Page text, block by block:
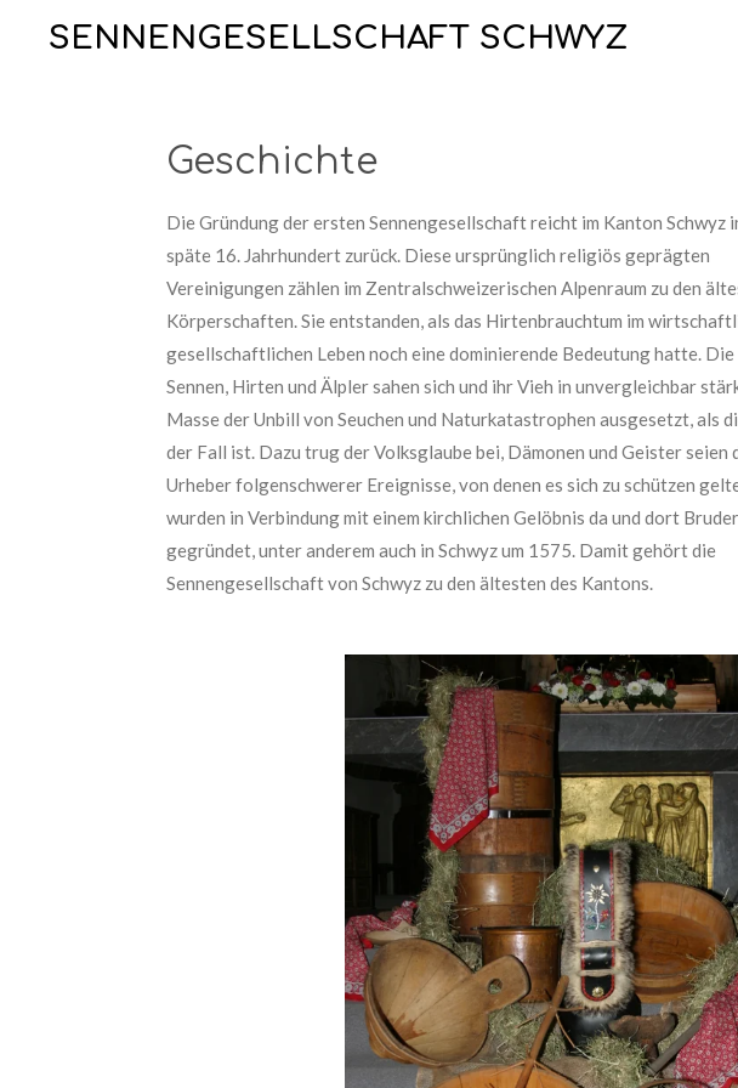
SENNENGESELLSCHAFT SCHWYZ
Geschichte
Die Gründung der ersten Sennengesellschaft reicht im Kanton Schwyz
späte 16. Jahrhundert zurück. Diese ursprünglich religiös geprägten
Vereinigungen zählen im Zentralschweizerischen Alpenraum zu den
Körperschaften. Sie entstanden, als das Hirtenbrauchtum im
gesellschaftlichen Leben noch eine dominierende Bedeutung hatte. Die
Sennen, Hirten und Älpler sahen sich und ihr Vieh in unvergleichbar
Masse der Unbill von Seuchen und Naturkatastrophen ausgesetzt, als
der Fall ist. Dazu trug der Volksglaube bei, Dämonen und Geister seien
Urheber folgenschwerer Ereignisse, von denen es sich zu schützen
wurden in Verbindung mit einem kirchlichen Gelöbnis da und dort
gegründet, unter anderem auch in Schwyz um 1575. Damit gehört die
Sennengesellschaft von Schwyz zu den ältesten des Kantons.